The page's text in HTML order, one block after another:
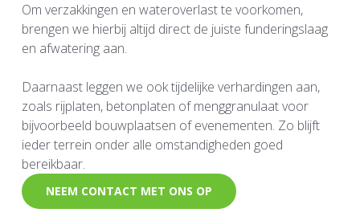
Om verzakkingen en wateroverlast te voorkomen,
brengen we hierbij altijd direct de juiste funderingslaag
en afwatering aan.
Daarnaast leggen we ook tijdelijke verhardingen aan,
zoals rijplaten, betonplaten of menggranulaat voor
bijvoorbeeld bouwplaatsen of evenementen. Zo blijft
ieder terrein onder alle omstandigheden goed
bereikbaar.
NEEM CONTACT MET ONS OP